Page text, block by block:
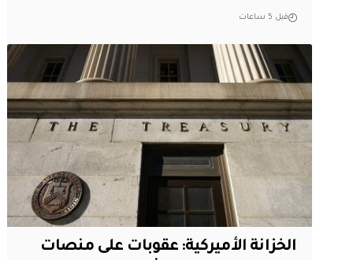
قبل 5 ساعات
الخزانة الأميركية: عقوبات على منصات